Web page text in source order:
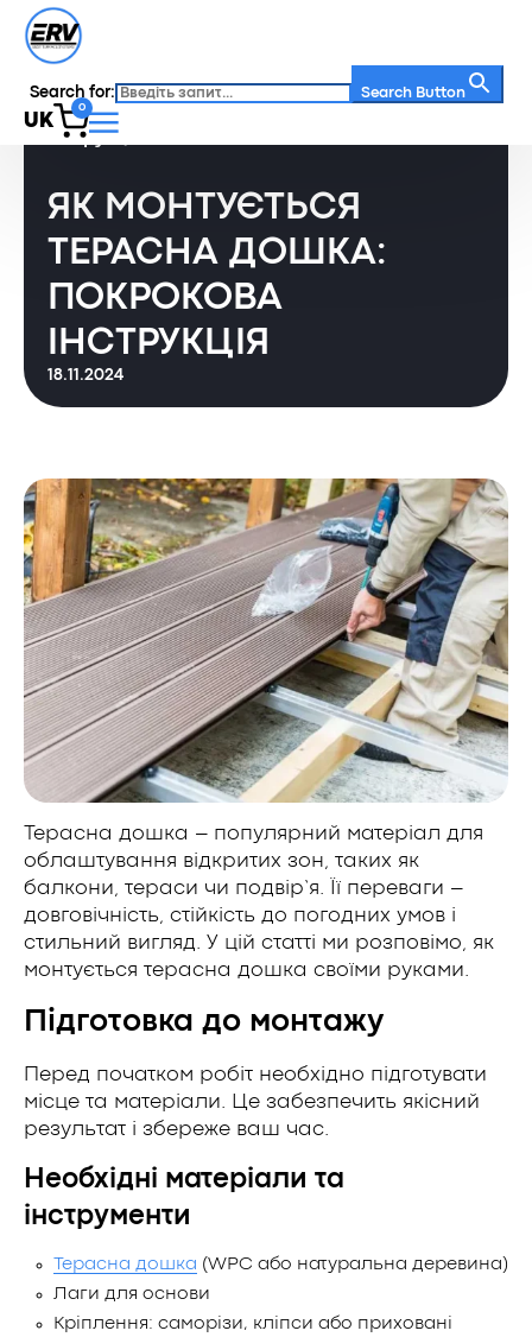
Search for: Search Button
UK
0
Статті /
Як монтується терасна дошка: покрокова
інструкція
ЯК МОНТУЄТЬСЯ
ТЕРАСНА ДОШКА:
ПОКРОКОВА
ІНСТРУКЦІЯ
18.11.2024
Терасна дошка – популярний матеріал для
облаштування відкритих зон, таких як
балкони, тераси чи подвір’я. Її переваги –
довговічність, стійкість до погодних умов і
стильний вигляд. У цій статті ми розповімо, як
монтується терасна дошка своїми руками.
Підготовка до монтажу
Перед початком робіт необхідно підготувати
місце та матеріали. Це забезпечить якісний
результат і збереже ваш час.
Необхідні матеріали та
інструменти
Терасна дошка (WPC або натуральна деревина)
Лаги для основи
Кріплення: саморізи, кліпси або приховані